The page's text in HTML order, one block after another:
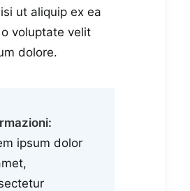
ut aliquip ex ea
voluptate velit
dolore.
ipsum dolor